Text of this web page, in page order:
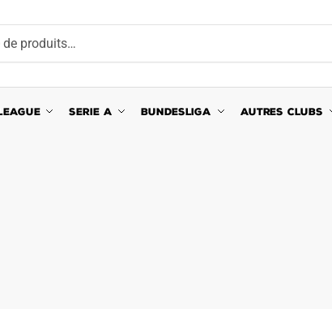
SERIE A BUNDESLIGA AUTRES CLUBS